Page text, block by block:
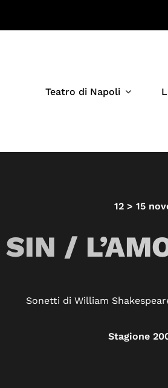
Teatro di Napoli
12 > 15
/
Sonetti di William
Stagione